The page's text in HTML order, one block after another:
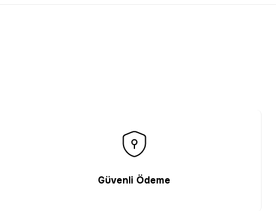
Güvenli Ödeme